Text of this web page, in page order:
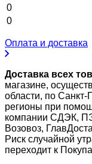
0
0
Оплата и доставка
Доставка всех
магазине,
области, по Санкт-
регионы при
компании СДЭК,
Возовоз,
Риск случайной
переходит к